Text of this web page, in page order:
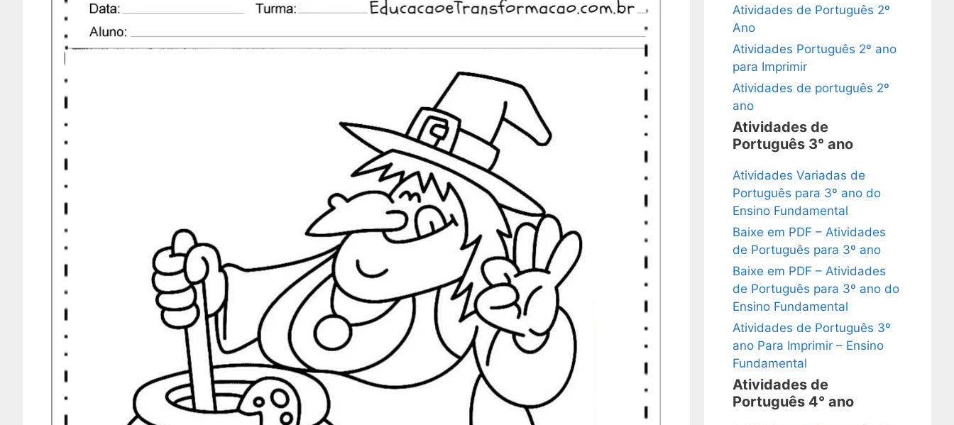
Atividades de Português 2º
Ano
Atividades Português 2º ano
para Imprimir
Atividades de português 2º
ano
Atividades de
Português 3° ano
Atividades Variadas de
Português para 3º ano do
Ensino Fundamental
Baixe em PDF – Atividades
de Português para 3º ano
Baixe em PDF – Atividades
de Português para 3º ano do
Ensino Fundamental
Atividades de Português 3º
ano Para Imprimir – Ensino
Fundamental
Atividades de
Português 4° ano